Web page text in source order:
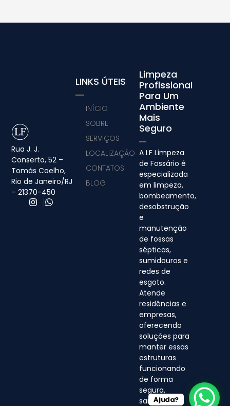
Rua J. J.
Conserto, 52 –
Tomás Coelho,
Rio de Janeiro/RJ
– 21370-450
Limpeza
Profissional
Para Um
Ambiente
Mais
Seguro
A LF Limpeza
de Fossário é
especializada
em limpeza,
bombeamento,
desobstrução
e
manutenção
de fossas
sépticas,
sumidouros e
redes de
esgoto.
Atende
residências e
empresas,
oferecendo
soluções para
manter essas
estruturas
funcionando
de forma
segura,
sanitária e
LINKS ÚTEIS
INÍCIO
SOBRE
SERVIÇOS
LOCALIZAÇÃO
CONTATOS
BLOG
Ajuda?